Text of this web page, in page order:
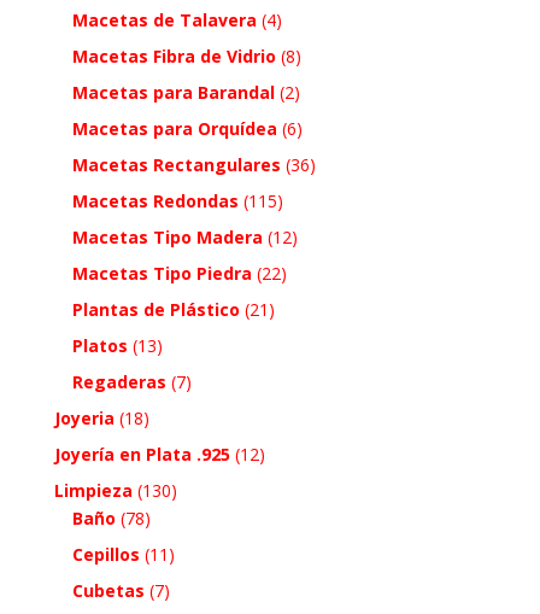
Macetas de Talavera (4)
Macetas Fibra de Vidrio (8)
Macetas para Barandal (2)
Macetas para Orquídea (6)
Macetas Rectangulares (36)
Macetas Redondas (115)
Macetas Tipo Madera (12)
Macetas Tipo Piedra (22)
Plantas de Plástico (21)
Platos (13)
Regaderas (7)
Joyeria (18)
Joyería en Plata .925 (12)
Limpieza (130)
Baño (78)
Cepillos (11)
Cubetas (7)